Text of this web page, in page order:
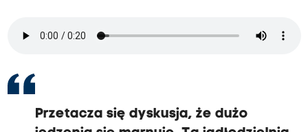
Przetacza się dyskusja, że dużo